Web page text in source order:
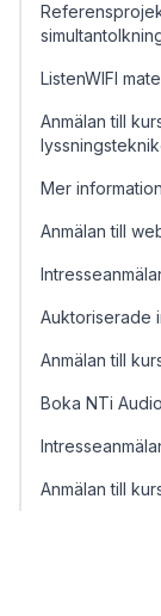
ListenWIFI
Anmälan till
Mer
Anmälan till
Auktoriserade
Anmälan till
Boka NTi
Anmälan till